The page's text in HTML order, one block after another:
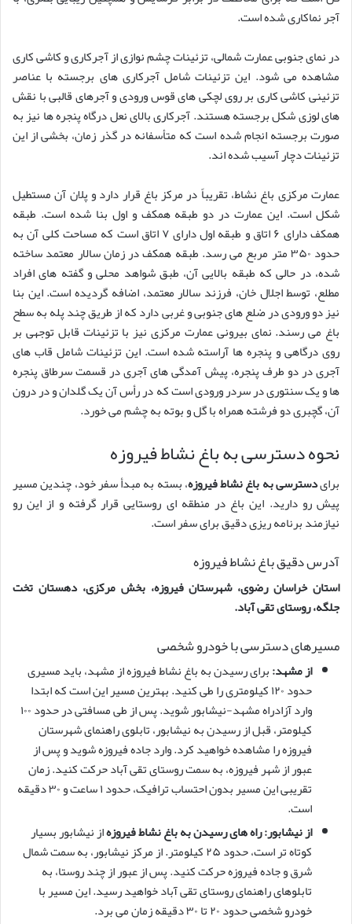
آجر نماکاری شده است.
در نمای جنوبی عمارت شمالی، تزئینات چشم نوازی از آجرکاری و کاشی کاری
مشاهده می شود. این تزئینات شامل آجرکاری های برجسته با عناصر
تزئینی کاشی کاری بر روی لچکی های قوس ورودی و آجرهای قالبی با نقش
های لوزی شکل برجسته هستند. آجرکاری بالای نعل درگاه پنجره ها نیز به
صورت برجسته انجام شده است که متأسفانه در گذر زمان، بخشی از این
تزئینات دچار آسیب شده اند.
عمارت مرکزی باغ نشاط، تقریباً در مرکز باغ قرار دارد و پلان آن مستطیل
شکل است. این عمارت در دو طبقه همکف و اول بنا شده است. طبقه
همکف دارای ۶ اتاق و طبقه اول دارای ۷ اتاق است که مساحت کلی آن به
حدود ۳۵۰ متر مربع می رسد. طبقه همکف در زمان سالار معتمد ساخته
شده، در حالی که طبقه بالایی آن، طبق شواهد محلی و گفته های افراد
مطلع، توسط اجلال خان، فرزند سالار معتمد، اضافه گردیده است. این بنا
نیز دو ورودی در ضلع های جنوبی و غربی دارد که از طریق چند پله به سطح
باغ می رسند. نمای بیرونی عمارت مرکزی نیز با تزئینات قابل توجهی بر
روی درگاهی و پنجره ها آراسته شده است. این تزئینات شامل قاب های
آجری در دو طرف پنجره، پیش آمدگی های آجری در قسمت سرطاق پنجره
ها و یک سنتوری در سردر ورودی است که در رأس آن یک گلدان و در درون
آن، گچبری دو فرشته همراه با گل و بوته به چشم می خورد.
نحوه دسترسی به باغ نشاط فیروزه
برایدسترسی به باغ نشاط فیروزه، بسته به مبدأ سفر خود، چندین مسیر
پیش رو دارید. این باغ در منطقه ای روستایی قرار گرفته و از این رو
نیازمند برنامه ریزی دقیق برای سفر است.
آدرس دقیق باغ نشاط فیروزه
استان خراسان رضوی، شهرستان فیروزه، بخش مرکزی، دهستان تخت
جلگه، روستای تقی آباد.
مسیرهای دسترسی با خودرو شخصی
از مشهد:برای رسیدن به باغ نشاط فیروزه از مشهد، باید مسیری
حدود ۱۲۰ کیلومتری را طی کنید. بهترین مسیر این است که ابتدا
وارد آزادراه مشهد-نیشابور شوید. پس از طی مسافتی در حدود ۱۰۰
کیلومتر، قبل از رسیدن به نیشابور، تابلوی راهنمای شهرستان
فیروزه را مشاهده خواهید کرد. وارد جاده فیروزه شوید و پس از
عبور از شهر فیروزه، به سمت روستای تقی آباد حرکت کنید. زمان
تقریبی این مسیر بدون احتساب ترافیک، حدود ۱ ساعت و ۳۰ دقیقه
است.
از نیشابور:راه های رسیدن به باغ نشاط فیروزهاز نیشابور بسیار
کوتاه تر است، حدود ۲۵ کیلومتر. از مرکز نیشابور، به سمت شمال
شرق و جاده فیروزه حرکت کنید. پس از عبور از چند روستا، به
تابلوهای راهنمای روستای تقی آباد خواهید رسید. این مسیر با
خودرو شخصی حدود ۲۰ تا ۳۰ دقیقه زمان می برد.